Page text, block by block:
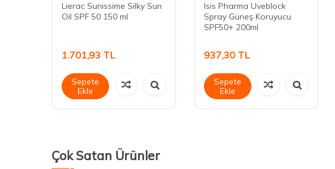
Lierac Sunissime Silky Sun
Oil SPF 50 150 ml
1.701,93 TL
Sepete
Ekle
Isis Pharma Uveblock
Spray Güneş Koruyucu
SPF50+ 200ml
937,30 TL
Sepete
Ekle
Çok Satan Ürünler